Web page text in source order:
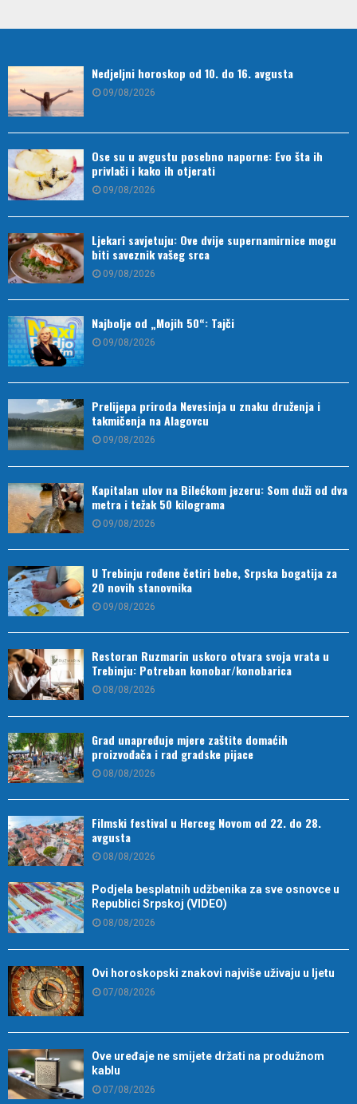
Nedjeljni horoskop od 10. do 16. avgusta
09/08/2026
Ose su u avgustu posebno naporne: Evo šta ih
privlači i kako ih otjerati
09/08/2026
Ljekari savjetuju: Ove dvije supernamirnice mogu
biti saveznik vašeg srca
09/08/2026
Najbolje od „Mojih 50“: Tajči
09/08/2026
Prelijepa priroda Nevesinja u znaku druženja i
takmičenja na Alagovcu
09/08/2026
Kapitalan ulov na Bilećkom jezeru: Som duži od dva
metra i težak 50 kilograma
09/08/2026
U Trebinju rođene četiri bebe, Srpska bogatija za
20 novih stanovnika
09/08/2026
Restoran Ruzmarin uskoro otvara svoja vrata u
Trebinju: Potreban konobar/konobarica
08/08/2026
Grad unapređuje mjere zaštite domaćih
proizvođača i rad gradske pijace
08/08/2026
Filmski festival u Herceg Novom od 22. do 28.
avgusta
08/08/2026
Podjela besplatnih udžbenika za sve osnovce u
Republici Srpskoj (VIDEO)
08/08/2026
Ovi horoskopski znakovi najviše uživaju u ljetu
07/08/2026
Ove uređaje ne smijete držati na produžnom
kablu
07/08/2026